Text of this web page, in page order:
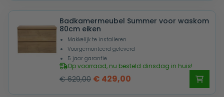
was:
€ 629,00.
is:
€ 429,00.
Badkamermeubel Summer voor waskom
80cm eiken
Makkelijk te installeren
Voorgemonteerd geleverd
5 jaar garantie
Op voorraad, nu besteld dinsdag in huis!
€629,00 Oorspronkelijke
€ 429,00